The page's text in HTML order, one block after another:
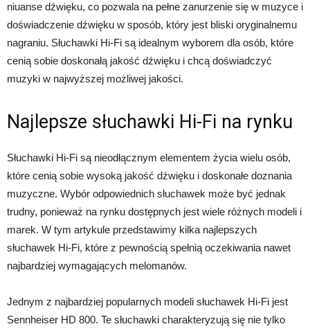
niuanse dźwięku, co pozwala na pełne zanurzenie się w muzyce i
doświadczenie dźwięku w sposób, który jest bliski oryginalnemu
nagraniu. Słuchawki Hi-Fi są idealnym wyborem dla osób, które
cenią sobie doskonałą jakość dźwięku i chcą doświadczyć
muzyki w najwyższej możliwej jakości.
Najlepsze słuchawki Hi-Fi na rynku
Słuchawki Hi-Fi są nieodłącznym elementem życia wielu osób,
które cenią sobie wysoką jakość dźwięku i doskonałe doznania
muzyczne. Wybór odpowiednich słuchawek może być jednak
trudny, ponieważ na rynku dostępnych jest wiele różnych modeli i
marek. W tym artykule przedstawimy kilka najlepszych
słuchawek Hi-Fi, które z pewnością spełnią oczekiwania nawet
najbardziej wymagających melomanów.
Jednym z najbardziej popularnych modeli słuchawek Hi-Fi jest
Sennheiser HD 800. Te słuchawki charakteryzują się nie tylko